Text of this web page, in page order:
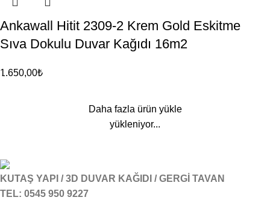
Ankawall Hitit 2309-2 Krem Gold Eskitme
Sıva Dokulu Duvar Kağıdı 16m2
1.650,00₺
Daha fazla ürün yükle
yükleniyor...
KUTAŞ YAPI / 3D DUVAR KAĞIDI / GERGİ TAVAN
TEL: 0545 950 9227